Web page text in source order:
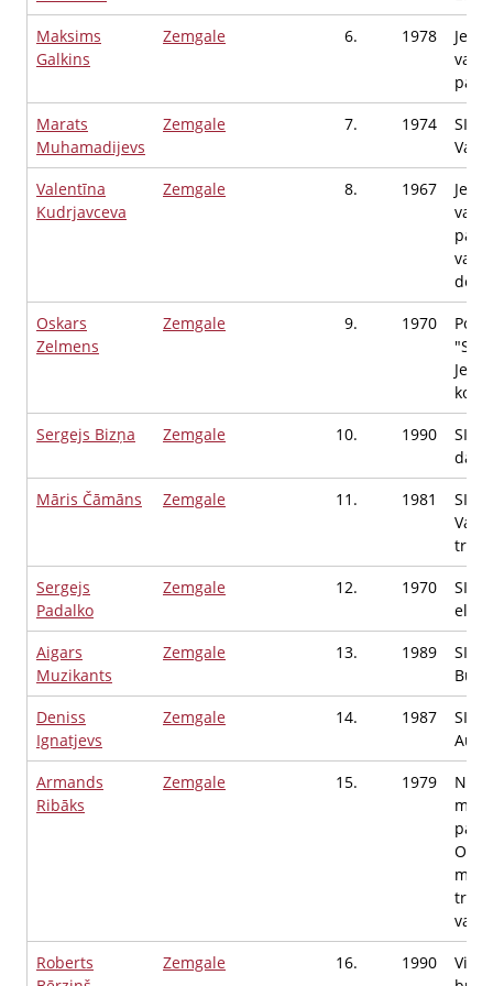
Maksims
Galkins
Zemgale 6. 1978
Marats
Muhamadijevs
Zemgale 7. 1974
SIA
Valentīna
Kudrjavceva
Zemgale 8. 1967
Oskars
Zelmens
Zemgale 9. 1970
Sergejs Bizņa
Zemgale 10. 1990
SIA
Māris Čāmāns
Zemgale 11. 1981
SIA
Sergejs
Padalko
Zemgale 12. 1970
SIA
Aigars
Muzikants
Zemgale 13. 1989
SIA
Deniss
Ignatjevs
Zemgale 14. 1987
SIA
Armands
Ribāks
Zemgale 15. 1979
Roberts
Zemgale 16. 1990